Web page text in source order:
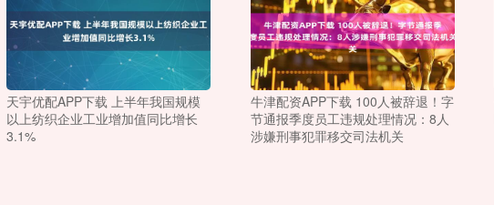
天宇优配APP下载 上半年我国规模
以上纺织企业工业增加值同比增长
3.1%
牛津配资APP下载 100人被辞退！字
节通报季度员工违规处理情况：8人
涉嫌刑事犯罪移交司法机关